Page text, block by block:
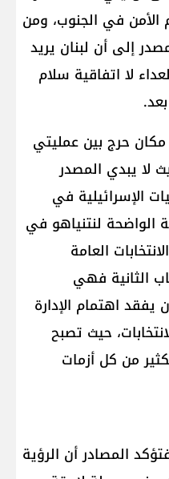
الأمن في الجنوب، ومن
إلى أن لبنان يريد
لا اتفاقية سلام
حرج بين عمليتي
لا يبدي المصدر
الإسرائيلية في
الواضحة لنتنياهو في
العامة
الثانية فهي
اهتمام الإدارة
حيث تصبح
من كل أزمات
المصادر أن الرؤية